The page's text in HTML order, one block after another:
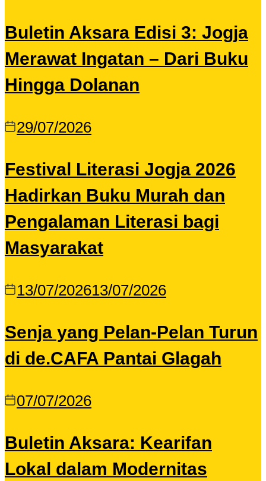
Buletin Aksara Edisi 3: Jogja
Merawat Ingatan – Dari Buku
Hingga Dolanan
29/07/2026
Festival Literasi Jogja 2026
Hadirkan Buku Murah dan
Pengalaman Literasi bagi
Masyarakat
13/07/202613/07/2026
Senja yang Pelan-Pelan Turun
di de.CAFA Pantai Glagah
07/07/2026
Buletin Aksara: Kearifan
Lokal dalam Modernitas